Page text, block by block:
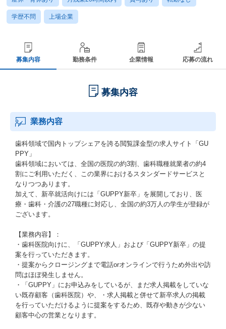
学歴不問 上場企業
募集内容 勤務条件 企業情報 応募の流れ
募集内容
業務内容
歯科領域で国内トップシェアを誇る閲覧課金型の求人サイト「GU
PPY」
歯科領域においては、全国の医院の約3割、歯科職種就業者の約4
割にご利用いただく、この業界におけるスタンダードサービスと
なりつつあります。
加えて、新卒就活向けには「GUPPY新卒」を展開しており、医
療・歯科・介護の27職種に対応し、全国の約3万人の学生が登録が
ございます。
【業務内容】：
・歯科医院向けに、「GUPPY求人」および「GUPPY新卒」の提
案を行っていただきます。
・提案からクロージングまで電話orオンラインで行うため外出や訪
問はほぼ発生しません。
・「GUPPY」にお申込みをしているが、まだ求人掲載をしていな
い既存顧客（歯科医院）や、・求人掲載と併せて新卒求人の掲載
を行っていただけるように提案をするため、既存や動きが少ない
顧客中心の営業となります。